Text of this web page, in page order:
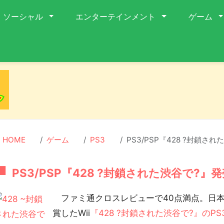
ソーシャル エンターテインメント ゲーム
HOME ゲーム PS3 PS3/PSP『428 ?封鎖され
PS3/PSP『428 ?封鎖された渋谷で?』
ファミ通クロスレビューで40点満点。日
賞したWii 『428 ?封鎖された渋谷で?』の